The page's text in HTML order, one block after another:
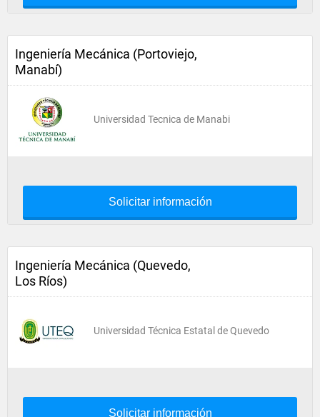
Ingeniería Mecánica (Portoviejo,
Manabí)
Universidad Tecnica de Manabi
Solicitar información
Ingeniería Mecánica (Quevedo,
Los Ríos)
Universidad Técnica Estatal de Quevedo
Solicitar información